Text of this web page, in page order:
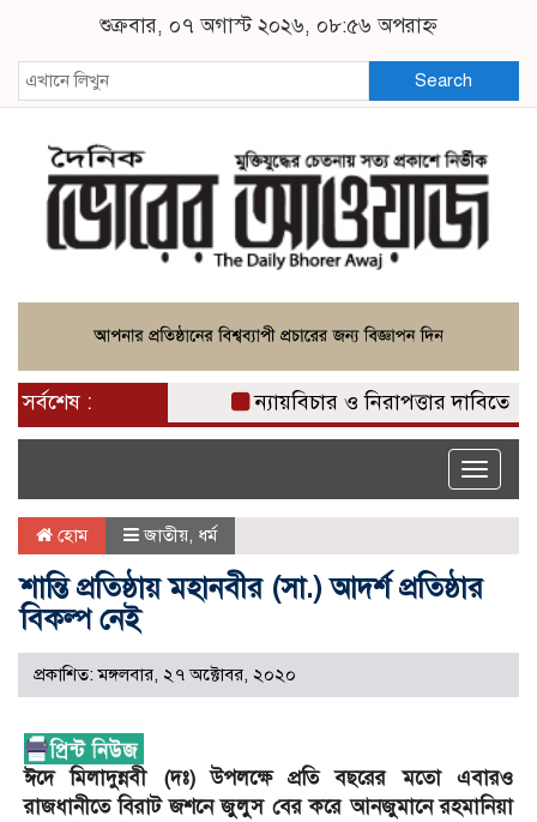
শুক্রবার, ০৭ অগাস্ট ২০২৬, ০৮:৫৬ অপরাহ্ন
Search
সর্বশেষ : ন্যায়বিচার ও নিরাপত্তার দাবিতে
Toggle
হোম জাতীয়, ধর্ম
শান্তি প্রতিষ্ঠায় মহানবীর (সা.) আদর্শ প্রতিষ্ঠার
বিকল্প নেই
প্রকাশিত: মঙ্গলবার, ২৭ অক্টোবর, ২০২০
ঈদে মিলাদুন্নবী (দঃ) উপলক্ষে প্রতি বছরের মতো এবারও
রাজধানীতে বিরাট জশনে জুলুস বের করে আনজুমানে রহমানিয়া